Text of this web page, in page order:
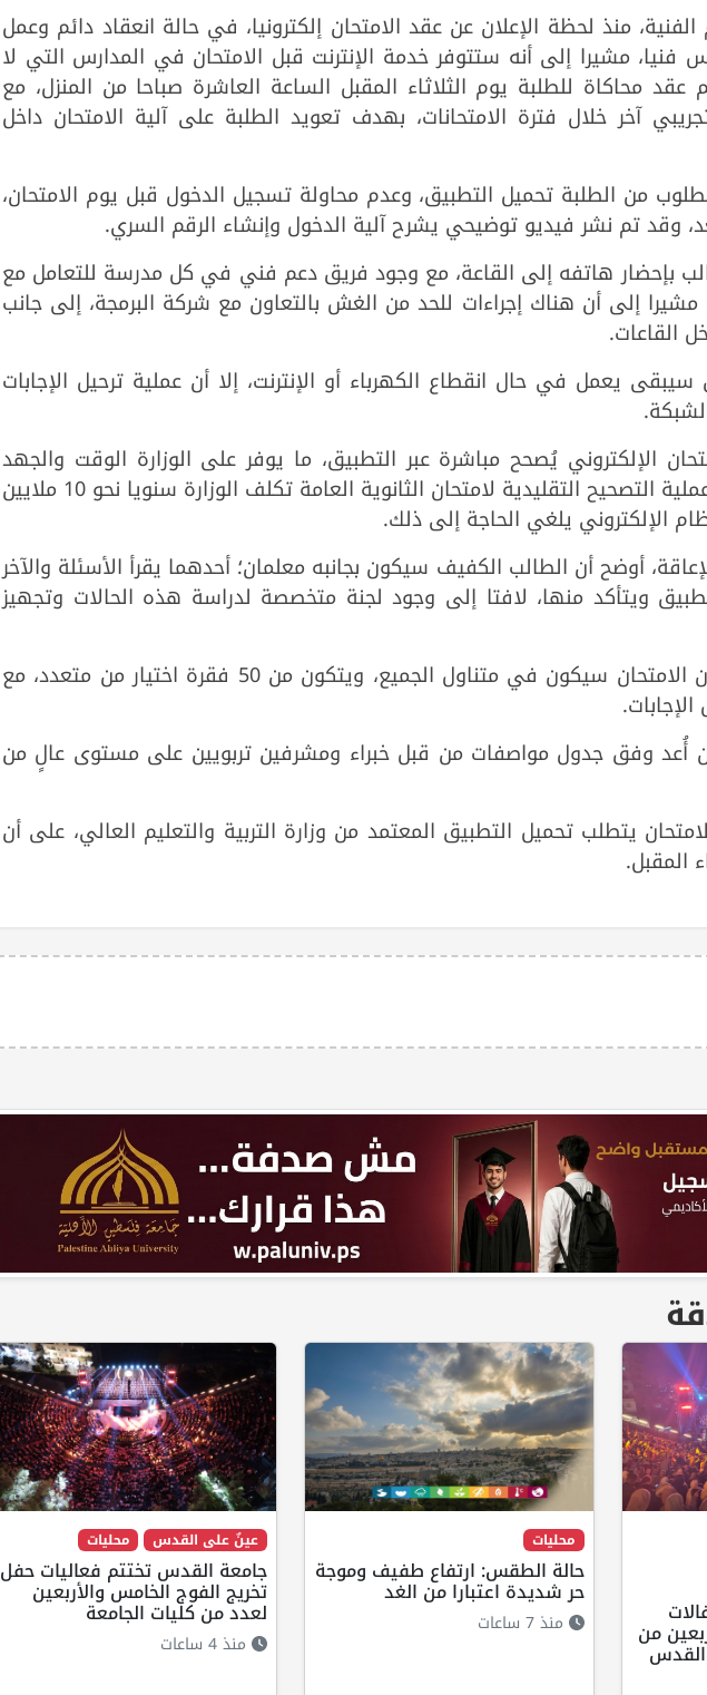
منذ لحظة الإعلان عن عقد الامتحان إلكترونيا، في حالة انعقاد دائم وعمل
فنيا، مشيرا إلى أنه ستتوفر خدمة الإنترنت قبل الامتحان في المدارس التي لا
محاكاة للطلبة يوم الثلاثاء المقبل الساعة العاشرة صباحا من المنزل، مع
آخر خلال فترة الامتحانات، بهدف تعويد الطلبة على آلية الامتحان داخل
من الطلبة تحميل التطبيق، وعدم محاولة تسجيل الدخول قبل يوم الامتحان،
وقد تم نشر فيديو توضيحي يشرح آلية الدخول وإنشاء الرقم السري.
بإحضار هاتفه إلى القاعة، مع وجود فريق دعم فني في كل مدرسة للتعامل مع
إلى أن هناك إجراءات للحد من الغش بالتعاون مع شركة البرمجة، إلى جانب
القاعات.
يعمل في حال انقطاع الكهرباء أو الإنترنت، إلا أن عملية ترحيل الإجابات
الإلكتروني يُصحح مباشرة عبر التطبيق، ما يوفر على الوزارة الوقت والجهد
والتكاليف، موضحا أن عملية التصحيح التقليدية لامتحان الثانوية العامة تكلف الوزارة سنويا نحو 10 ملايين
الإلكتروني يلغي الحاجة إلى ذلك.
أوضح أن الطالب الكفيف سيكون بجانبه معلمان؛ أحدهما يقرأ الأسئلة والآخر
ويتأكد منها، لافتا إلى وجود لجنة متخصصة لدراسة هذه الحالات وتجهيز
ووجه رسالة للطلبة بأن الامتحان سيكون في متناول الجميع، ويتكون من 50 فقرة اختيار من متعدد، مع
أُعد وفق جدول مواصفات من قبل خبراء ومشرفين تربويين على مستوى عالٍ من
يتطلب تحميل التطبيق المعتمد من وزارة التربية والتعليم العالي، على أن
المقبل.
من
محليات
حالة الطقس: ارتفاع طفيف وموجة
حر شديدة اعتبارا من الغد
منذ 7 ساعات
عينٌ على القدس محليات
جامعة القدس تختتم فعاليات حفل
تخريج الفوج الخامس والأربعين
لعدد من كليات الجامعة
منذ 4 ساعات